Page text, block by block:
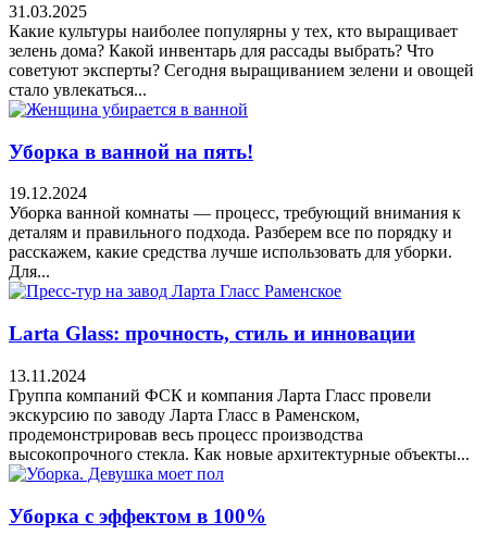
31.03.2025
Какие культуры наиболее популярны у тех, кто выращивает
зелень дома? Какой инвентарь для рассады выбрать? Что
советуют эксперты? Сегодня выращиванием зелени и овощей
стало увлекаться...
Уборка в ванной на пять!
19.12.2024
Уборка ванной комнаты — процесс, требующий внимания к
деталям и правильного подхода. Разберем все по порядку и
расскажем, какие средства лучше использовать для уборки.
Для...
Larta Glass: прочность, стиль и инновации
13.11.2024
Группа компаний ФСК и компания Ларта Гласс провели
экскурсию по заводу Ларта Гласс в Раменском,
продемонстрировав весь процесс производства
высокопрочного стекла. Как новые архитектурные объекты...
Уборка с эффектом в 100%